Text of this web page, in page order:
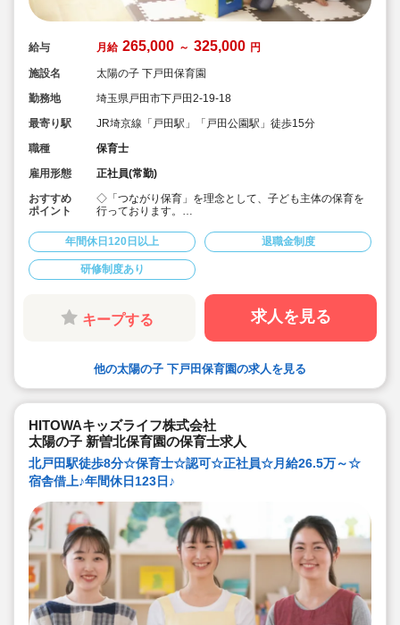
給与 月給 265,000 ～ 325,000 円
施設名
太陽の子 下戸田保育園
勤務地
埼玉県戸田市下戸田2-19-18
最寄り駅
JR埼京線「戸田駅」「戸田公園駅」徒歩15分
職種
保育士
雇用形態
正社員(常勤)
おすすめ
ポイント
◇「つながり保育」を理念として、子ども主体の保育を
行っております。
あり♪
◇残業ゼロ推進 / 持ち帰り残業禁止 / 残業代は1分単位で
支給！
◇年間休日123日から / プライベートも充実 / 12連休取得
◇多彩なキャリアアップ研修 / 年間100以上実施 / 充実し
たバックアップ！
年間休日120日以上 退職金制度
研修制度あり
キープする 求人を見る
他の太陽の子 下戸田保育園の求人を見る
HITOWAキッズライフ株式会社
太陽の子 新曽北保育園の保育士求人
北戸田駅徒歩8分☆保育士☆認可☆正社員☆月給26.5万～☆
宿舎借上♪年間休日123日♪